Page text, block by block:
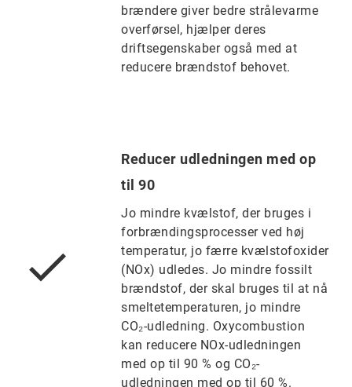
brændere giver bedre strålevarme
overførsel, hjælper deres
driftsegenskaber også med at
reducere brændstof behovet.
Reducer udledningen med op
til 90
Jo mindre kvælstof, der bruges i
forbrændingsprocesser ved høj
temperatur, jo færre kvælstofoxider
(NOx) udledes. Jo mindre fossilt
brændstof, der skal bruges til at nå
smeltetemperaturen, jo mindre
CO₂-udledning. Oxycombustion
kan reducere NOx-udledningen
med op til 90 % og CO₂-
udledningen med op til 60 %.